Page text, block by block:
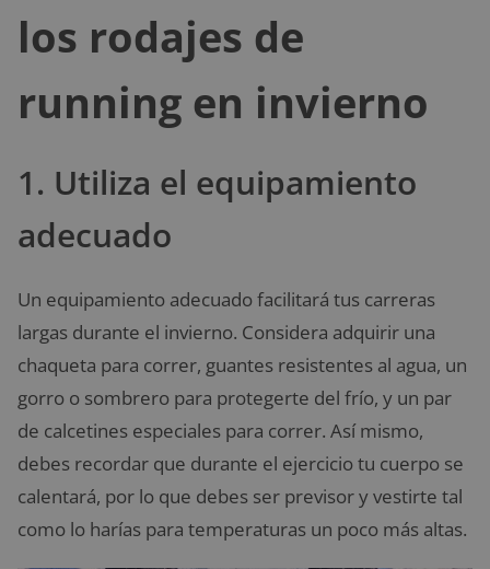
los rodajes de
running en invierno
1. Utiliza el equipamiento
adecuado
Un equipamiento adecuado facilitará tus carreras
largas durante el invierno. Considera adquirir una
chaqueta para correr, guantes resistentes al agua, un
gorro o sombrero para protegerte del frío, y un par
de calcetines especiales para correr. Así mismo,
debes recordar que durante el ejercicio tu cuerpo se
calentará, por lo que debes ser previsor y vestirte tal
como lo harías para temperaturas un poco más altas.